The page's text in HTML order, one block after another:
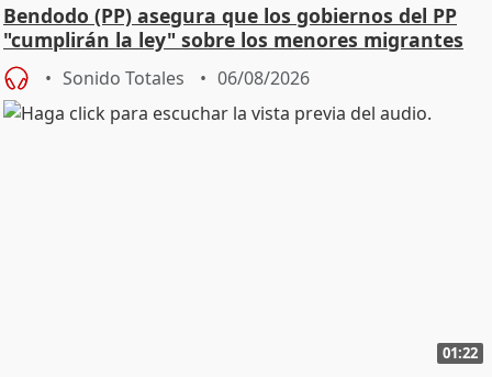
Bendodo (PP) asegura que los gobiernos del PP
"cumplirán la ley" sobre los menores migrantes
Sonido Totales 06/08/2026
01:22